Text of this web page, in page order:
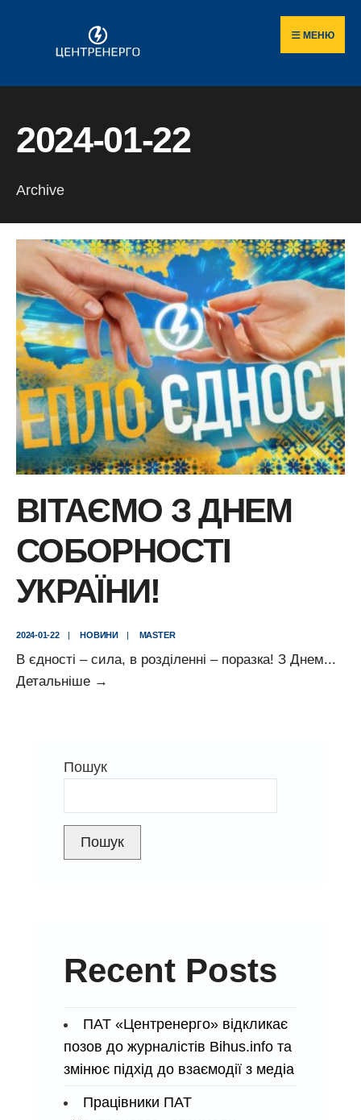
МЕНЮ
2024-01-22
Archive
ВІТАЄМО З ДНЕМ
СОБОРНОСТІ
УКРАЇНИ!
2024-01-22 | НОВИНИ | MASTER
В єдності – сила, в розділенні – поразка! З Днем...
Детальніше →
Пошук
Пошук
Recent Posts
ПАТ «Центренерго» відкликає
позов до журналістів Bihus.info та
змінює підхід до взаємодії з медіа
Працівники ПАТ
сайту